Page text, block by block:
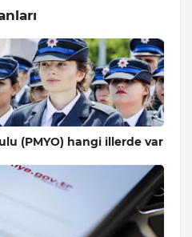
(PMYO) hangi illerde var